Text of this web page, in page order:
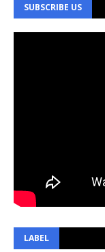
SUBSCRIBE US
LABEL